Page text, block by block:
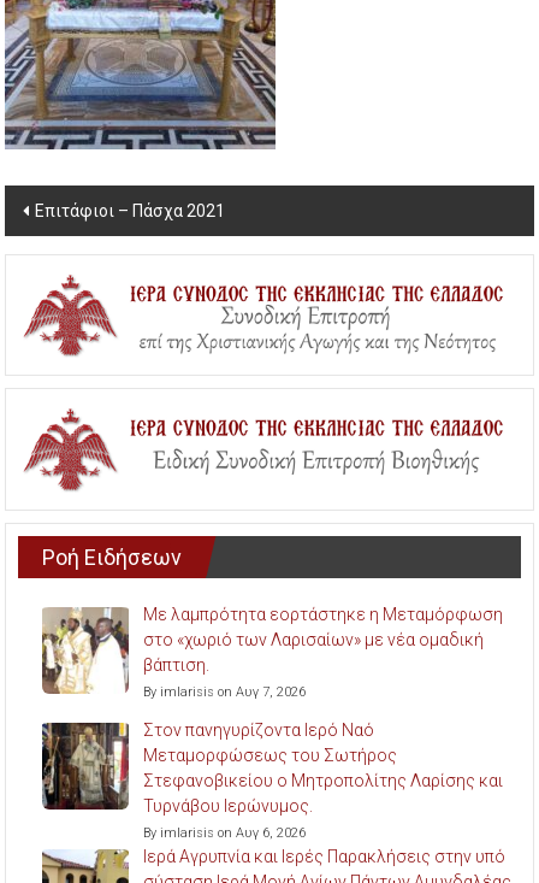
Post
navigation
Επιτάφιοι – Πάσχα 2021
Ροή Ειδήσεων
Με λαμπρότητα εορτάστηκε η Μεταμόρφωση
στο «χωριό των Λαρισαίων» με νέα ομαδική
βάπτιση.
By imlarisis on Αυγ 7, 2026
Στον πανηγυρίζοντα Ιερό Ναό
Μεταμορφώσεως του Σωτήρος
Στεφανοβικείου ο Μητροπολίτης Λαρίσης και
Τυρνάβου Ιερώνυμος.
By imlarisis on Αυγ 6, 2026
Ιερά Αγρυπνία και Ιερές Παρακλήσεις στην υπό